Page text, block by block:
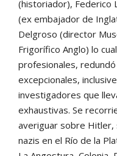
(historiador), Federico
(ex embajador de
Delgroso (director
Frigorífico Anglo) lo
profesionales,
excepcionales,
investigadores que
exhaustivas. Se
averiguar sobre Hitler,
nazis en el Río de la